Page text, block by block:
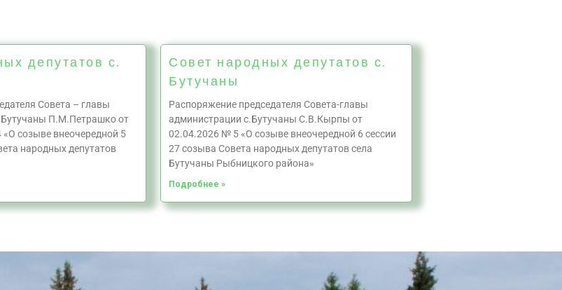
депутатов с.
Совета – главы
Бутучаны П.М.Петрашко от
созыве внеочередной 5
народных депутатов
Совет народных депутатов с.
Бутучаны
Распоряжение председателя Совета-главы
администрации с.Бутучаны С.В.Кырпы от
02.04.2026 № 5 «О созыве внеочередной 6 сессии
27 созыва Совета народных депутатов села
Бутучаны Рыбницкого района»
Подробнее »